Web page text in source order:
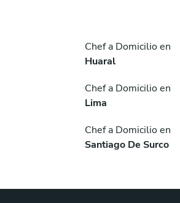
Chef a Domicilio en
Huaral
Chef a Domicilio en
Lima
Chef a Domicilio en
Santiago De Surco